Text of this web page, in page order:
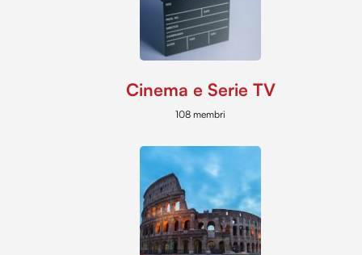
Cinema e Serie TV
108 membri